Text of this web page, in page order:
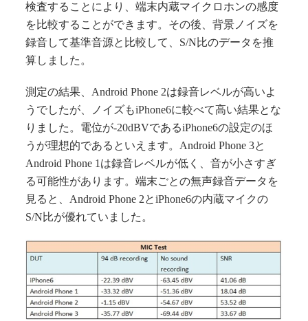
検査することにより、端末内蔵マイクロホンの感度
を比較することができます。その後、背景ノイズを
録音して基準音源と比較して、S/N比のデータを推
算しました。
測定の結果、Android Phone 2は録音レベルが高いよ
うでしたが、ノイズもiPhone6に較べて高い結果とな
りました。電位が-20dBVであるiPhone6の設定のほ
うが理想的であるといえます。Android Phone 3と
Android Phone 1は録音レベルが低く、音が小さすぎ
る可能性があります。端末ごとの無声録音データを
見ると、Android Phone 2とiPhone6の内蔵マイクの
S/N比が優れていました。